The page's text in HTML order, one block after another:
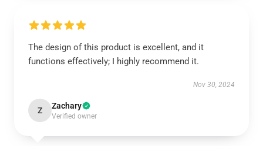
The design of this product is excellent, and it
functions effectively; I highly recommend it.
Nov 30, 2024
Z Zachary
Verified owner